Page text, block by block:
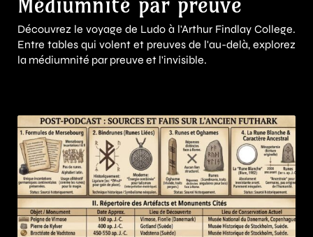
Découvrez le voyage de Ludo à l'Arthur Findlay College.
Entre tables qui volent et preuves de l'au-delà, explorez
la médiumnité par preuve et l'invisible.